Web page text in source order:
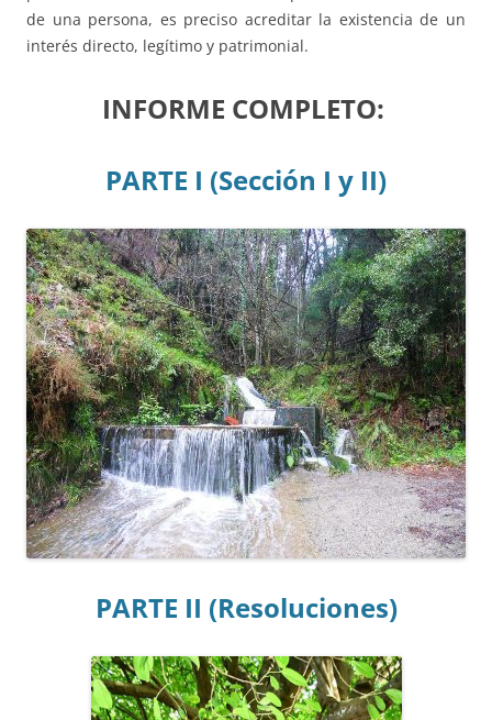
de una persona, es preciso acreditar la existencia de un
interés directo, legítimo y patrimonial.
INFORME COMPLETO:
PARTE I (Sección I y II)
PARTE II (Resoluciones)